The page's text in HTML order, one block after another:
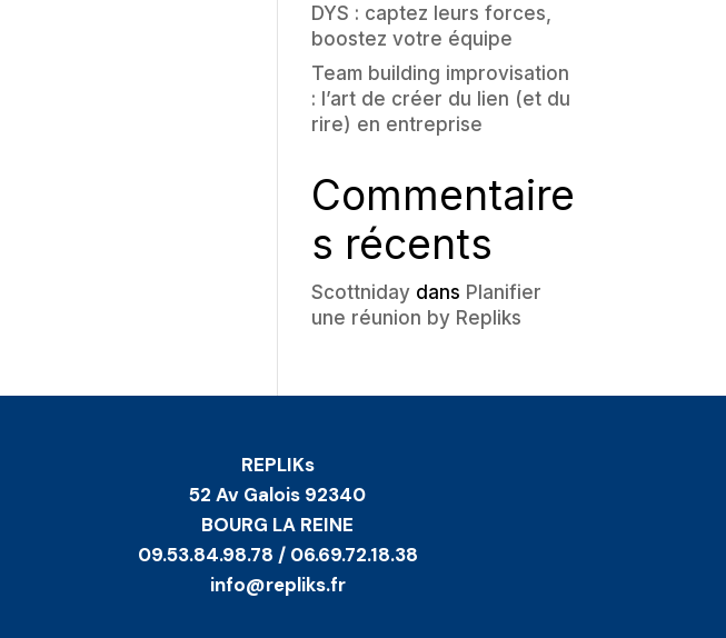
DYS : captez leurs forces,
boostez votre équipe
Team building improvisation
: l’art de créer du lien (et du
rire) en entreprise
Commentaire
s récents
Scottnidaydans Planifier
une réunion by Repliks
REPLIKs
52 Av Galois 92340
BOURG LA REINE
09.53.84.98.78 / 06.69.72.18.38
info@repliks.fr